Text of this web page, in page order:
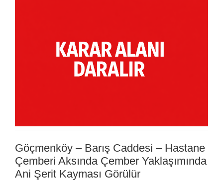
Göçmenköy – Barış Caddesi – Hastane
Çemberi Aksında Çember Yaklaşımında
Ani Şerit Kayması Görülür